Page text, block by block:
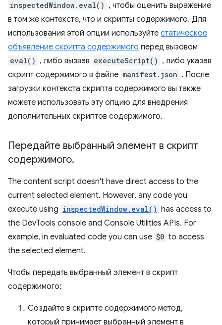
inspectedWindow.eval() , чтобы оценить выражение
в том же контексте, что и скрипты содержимого. Для
использования этой опции используйте статическое
объявление скрипта содержимого перед вызовом
eval() , либо вызвав executeScript() , либо указав
скрипт содержимого в файле manifest.json . После
загрузки контекста скрипта содержимого вы также
можете использовать эту опцию для внедрения
дополнительных скриптов содержимого.
Передайте выбранный элемент в скрипт
содержимого.
The content script doesn't have direct access to the
current selected element. However, any code you
execute using inspectedWindow.eval() has access to
the DevTools console and Console Utilities APIs. For
example, in evaluated code you can use $0 to access
the selected element.
Чтобы передать выбранный элемент в скрипт
содержимого:
Создайте в скрипте содержимого метод,
который принимает выбранный элемент в